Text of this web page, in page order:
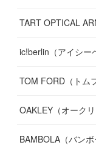
TART OPTICAL
ic!berlin（アイシー
TOM FORD（トム
OAKLEY（オークリ
BAMBOLA（バンボ